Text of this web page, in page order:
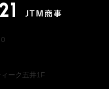
ーク五井1F